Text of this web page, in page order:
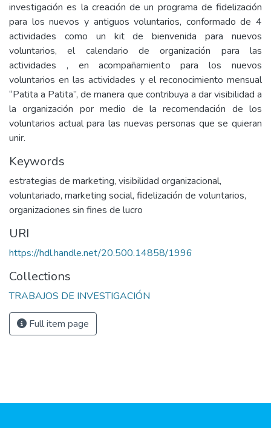
investigación es la creación de un programa de fidelización
para los nuevos y antiguos voluntarios, conformado de 4
actividades como un kit de bienvenida para nuevos
voluntarios, el calendario de organización para las
actividades , en acompañamiento para los nuevos
voluntarios en las actividades y el reconocimiento mensual
“Patita a Patita”, de manera que contribuya a dar visibilidad a
la organización por medio de la recomendación de los
voluntarios actual para las nuevas personas que se quieran
unir.
Keywords
estrategias de marketing, visibilidad organizacional,
voluntariado, marketing social, fidelización de voluntarios,
organizaciones sin fines de lucro
URI
https://hdl.handle.net/20.500.14858/1996
Collections
TRABAJOS DE INVESTIGACIÓN
Full item page